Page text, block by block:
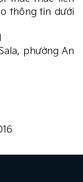
thông tin dưới
phường An